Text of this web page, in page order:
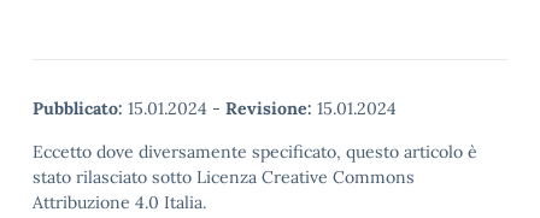
Pubblicato: 15.01.2024 - Revisione: 15.01.2024
Eccetto dove diversamente specificato, questo articolo è
stato rilasciato sotto Licenza Creative Commons
Attribuzione 4.0 Italia.